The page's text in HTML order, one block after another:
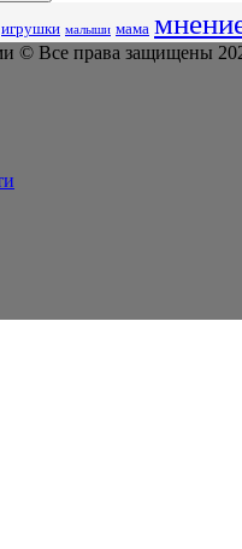
игрушки малыши мама
© Все права защищены